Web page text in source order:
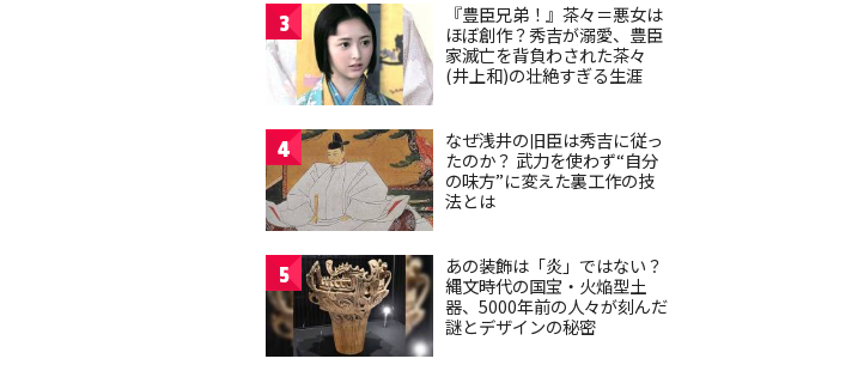
3
『豊臣兄弟！』茶々＝悪女は
ほぼ創作？秀吉が溺愛、豊臣
家滅亡を背負わされた茶々
(井上和)の壮絶すぎる生涯
4
なぜ浅井の旧臣は秀吉に従っ
たのか？ 武力を使わず“自分
の味方”に変えた裏工作の技
法とは
5
あの装飾は「炎」ではない？
縄文時代の国宝・火焔型土
器、5000年前の人々が刻んだ
謎とデザインの秘密